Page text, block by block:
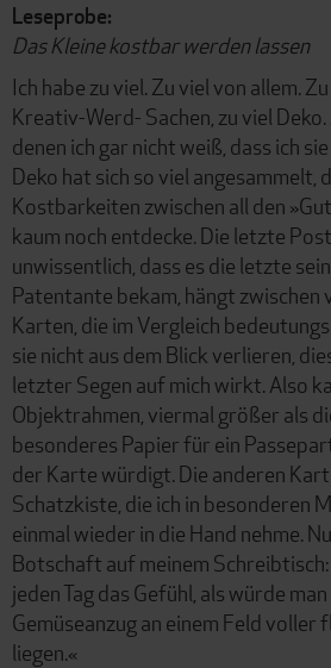
Leseprobe:
Das Kleine kostbar werden lassen
Ich habe zu viel. Zu viel von allem.
Kreativ-Werd- Sachen, zu viel
denen ich gar nicht weiß, dass ich
Deko hat sich so viel angesammelt,
Kostbarkeiten zwischen all den
kaum noch entdecke. Die letzte
unwissentlich, dass es die letzte
Patentante bekam, hängt zwischen
Karten, die im Vergleich
sie nicht aus dem Blick verlieren,
letzter Segen auf mich wirkt. Also
Objektrahmen, viermal größer als
besonderes Papier für ein
der Karte würdigt. Die anderen
Schatzkiste, die ich in besonderen
einmal wieder in die Hand nehme.
Botschaft auf meinem Schreibtisch:
jeden Tag das Gefühl, als würde
Gemüseanzug an einem Feld voller
liegen.«